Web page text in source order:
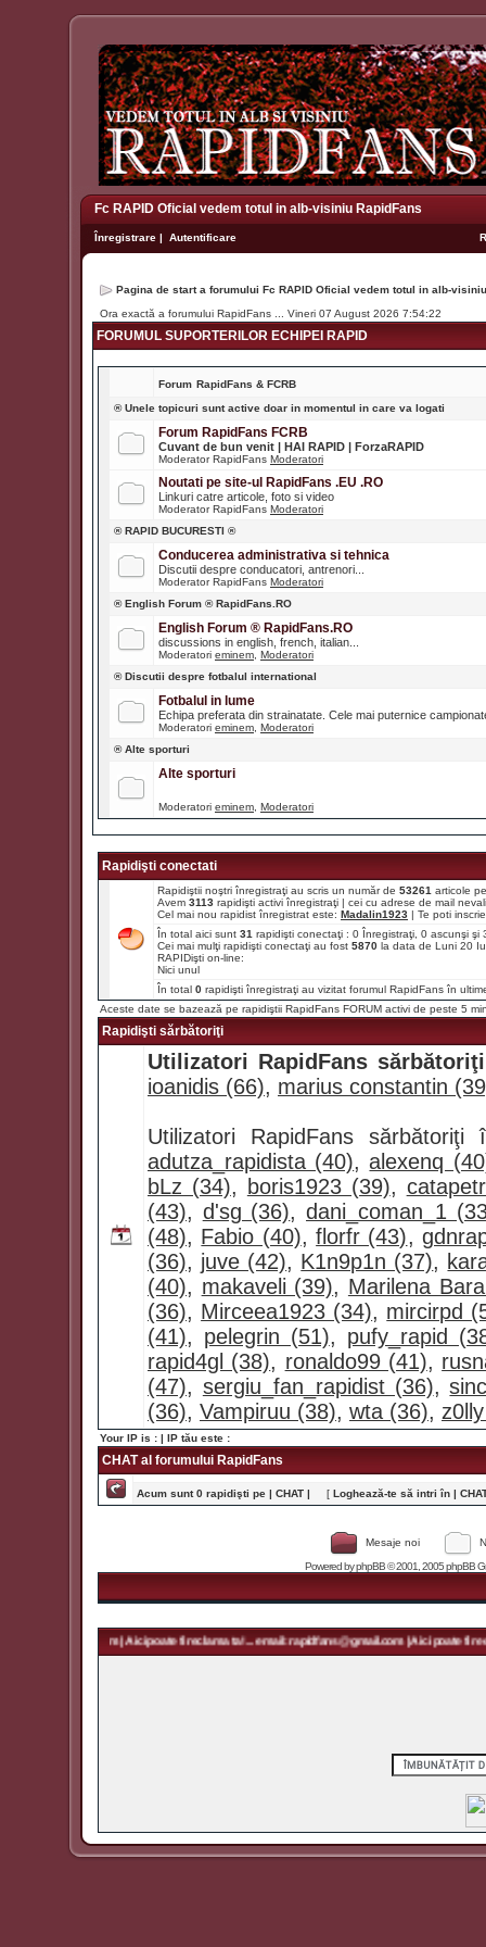
Fc RAPID Oficial vedem totul in alb-visiniu RapidFans
Înregistrare | Autentificare
Pagina de start a forumului Fc RAPID Oficial vedem totul in alb-
Ora exactă a forumului RapidFans ... Vineri 07 August 2026 7:54:22
FORUMUL SUPORTERILOR ECHIPEI RAPID
Forum RapidFans & FCRB
® Unele topicuri sunt active doar in momentul in care va logati
Forum RapidFans FCRB
Cuvant de bun venit | HAI RAPID | ForzaRAPID
Moderator RapidFans Moderatori
Noutati pe site-ul RapidFans .EU .RO
Linkuri catre articole, foto si video
Moderator RapidFans Moderatori
® RAPID BUCURESTI ®
Conducerea administrativa si tehnica
Discutii despre conducatori, antrenori...
Moderator RapidFans Moderatori
® English Forum ® RapidFans.RO
English Forum ® RapidFans.RO
discussions in english, french, italian...
Moderatori eminem Moderatori
® Discutii despre fotbalul international
Fotbalul in lume
Echipa preferata din strainatate. Cele mai puternice
Moderatori eminem Moderatori
® Alte sporturi
Alte sporturi
Moderatori eminem Moderatori
Rapidişti conectati
Rapidiştii noştri înregistraţi au scris un număr de 53261 articole
Avem 3113 rapidişti activi înregistraţi | cei cu adrese de mail
Cel mai nou rapidist înregistrat este: Madalin1923 | Te poti
În total aici sunt 31 rapidişti conectaţi : 0 Înregistraţi, 0 ascunşi
Cei mai mulţi rapidişti conectaţi au fost 5870 la data de Luni 20
RAPIDişti on-line:
Nici unul
În total 0 rapidişti înregistraţi au vizitat forumul RapidFans în
Aceste date se bazează pe rapidiştii RapidFans FORUM activi de peste 5
Rapidişti sărbătoriţi
Utilizatori RapidFans
ioanidis (66), marius constantin
Utilizatori RapidFans
adutza_rapidista (40),alexenq
bLz (34), boris1923 (39),
(43), d'sg (36),dani_coman_1
(48), Fabio (40),florfr (43),
(36), juve (42), K1n9p1n (37),
(40), makaveli (39), Marilena
(36), Mirceea1923 (34), mircirpd
(41), pelegrin (51), pufy_rapid
rapid4gl (38), ronaldo99 (41),
(47), sergiu_fan_rapidist (36),
(36), Vampiruu (38), wta (36),
Your IP is : | IP tău este :
CHAT al forumului RapidFans
Acum sunt 0 rapidişti pe | CHAT | [ Loghează-te să intri în |
Mesaje noi
Powered byphpBB© 2001, 2005 phpBB
| Aici poate fi reclama ta! ... email: rapidfans@gmail.com | Aici poate fi